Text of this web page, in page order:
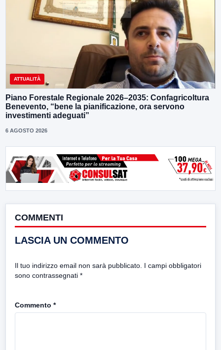
ATTUALITÀ
Piano Forestale Regionale 2026–2035: Confagricoltura
Benevento, “bene la pianificazione, ora servono
investimenti adeguati”
6 AGOSTO 2026
COMMENTI
LASCIA UN COMMENTO
Il tuo indirizzo email non sarà pubblicato. I campi obbligatori
sono contrassegnati *
Commento *